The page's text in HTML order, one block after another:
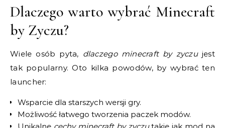
Dlaczego warto wybrać Minecraft
by Zyczu?
Wiele osób pyta, dlaczego minecraft by zyczujest
tak popularny. Oto kilka powodów, by wybrać ten
launcher:
Wsparcie dla starszych wersji gry.
Możliwość łatwego tworzenia paczek modów.